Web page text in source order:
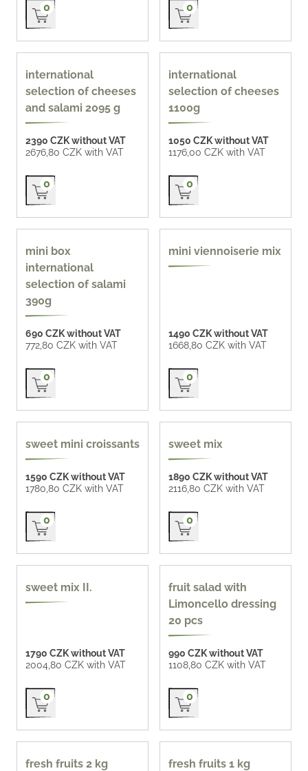
Přidat do košíku
0 Přidat do košíku
0
international
selection of cheeses
and salami 2095 g
2390 CZK without VAT
2676,80 CZK with VAT
Přidat do košíku
0
international
selection of cheeses
1100g
1050 CZK without VAT
1176,00 CZK with VAT
Přidat do košíku
0
mini box
international
selection of salami
390g
690 CZK without VAT
772,80 CZK with VAT
Přidat do košíku
0
homemade 66 CZK /
mini viennoiserie mix
1490 CZK without VAT
1668,80 CZK with VAT
Přidat do košíku
0
homemade 71 CZK / pc
sweet mini croissants
1590 CZK without VAT
1780,80 CZK with VAT
Přidat do košíku
0
popular
sweet mix
1890 CZK without VAT
2116,80 CZK with VAT
Přidat do košíku
0
sweet mix II.
1790 CZK without VAT
2004,80 CZK with VAT
Přidat do košíku
0
fruit salad with
Limoncello dressing
20 pcs
990 CZK without VAT
1108,80 CZK with VAT
Přidat do košíku
0
popular
fresh fruits 2 kg fresh fruits 1 kg